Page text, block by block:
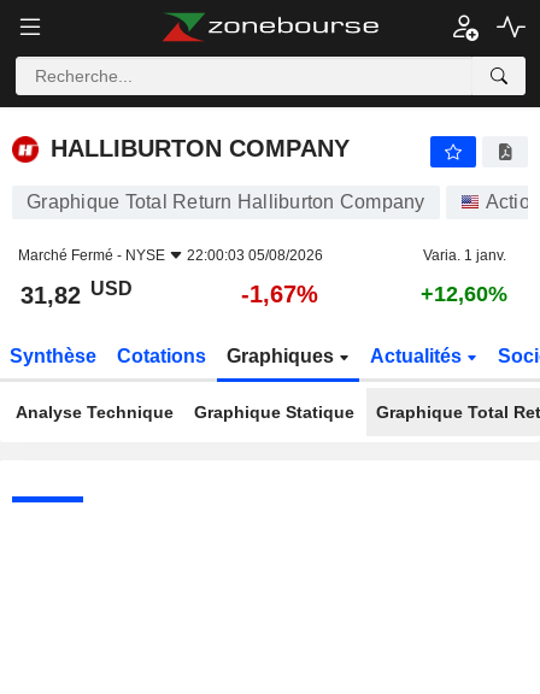
HALLIBURTON COMPANY
HALLIBURTON COMPANY
Graphique Total Return Halliburton Company
Marché Fermé - NYSE 22:00:03 05/08/2026 Varia. 1 janv.
31,82 USD -1,67% +12,60%
Synthèse Cotations Graphiques Actualités
Analyse Technique Graphique Statique Graphique Total